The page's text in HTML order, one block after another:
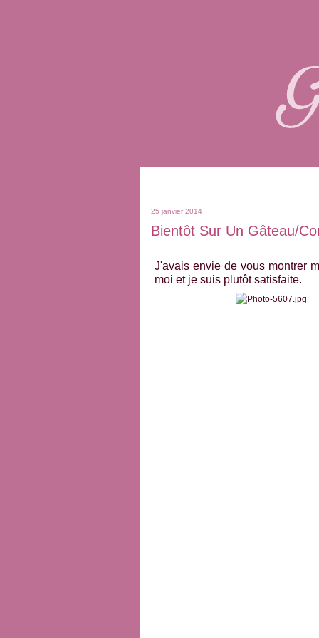
25 janvier 2014
Bientôt Sur Un Gâteau/
J'avais envie de vous montrer
moi et je suis plutôt satisfaite.